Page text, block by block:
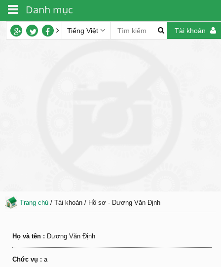
Tài khoản
Tiếng Việt
Trang chủ / Tài khoản / Hồ sơ - Dương Văn Định
Họ và tên : Dương Văn Định
Chức vụ : a
Danh mục